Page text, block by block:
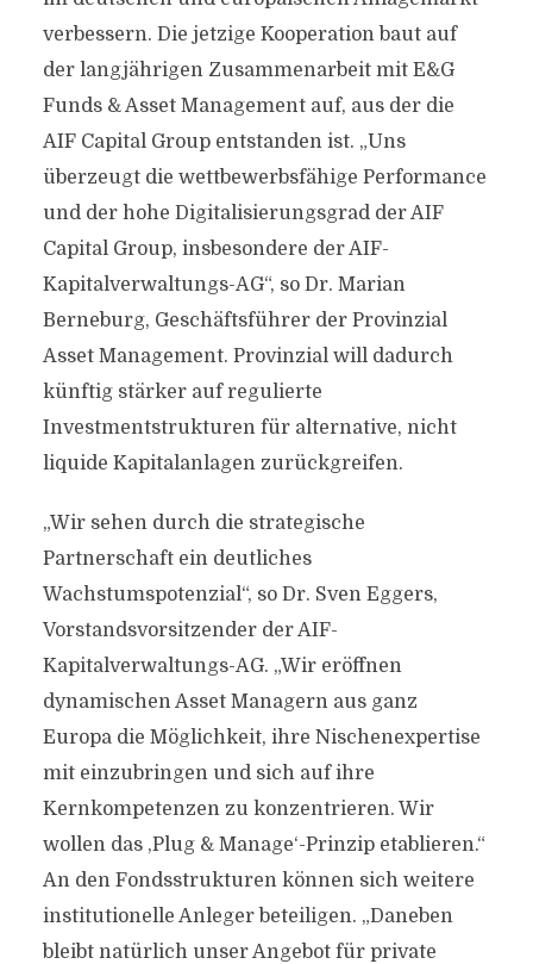
verbessern. Die jetzige Kooperation baut auf
der langjährigen Zusammenarbeit mit E&G
Funds & Asset Management auf, aus der die
AIF Capital Group entstanden ist. „Uns
überzeugt die wettbewerbsfähige Performance
und der hohe Digitalisierungsgrad der AIF
Capital Group, insbesondere der AIF-
Kapitalverwaltungs-AG“, so Dr. Marian
Berneburg, Geschäftsführer der Provinzial
Asset Management. Provinzial will dadurch
künftig stärker auf regulierte
Investmentstrukturen für alternative, nicht
liquide Kapitalanlagen zurückgreifen.
„Wir sehen durch die strategische
Partnerschaft ein deutliches
Wachstumspotenzial“, so Dr. Sven Eggers,
Vorstandsvorsitzender der AIF-
Kapitalverwaltungs-AG. „Wir eröffnen
dynamischen Asset Managern aus ganz
Europa die Möglichkeit, ihre Nischenexpertise
mit einzubringen und sich auf ihre
Kernkompetenzen zu konzentrieren. Wir
wollen das ‚Plug & Manage‘-Prinzip etablieren.“
An den Fondsstrukturen können sich weitere
institutionelle Anleger beteiligen. „Daneben
bleibt natürlich unser Angebot für private